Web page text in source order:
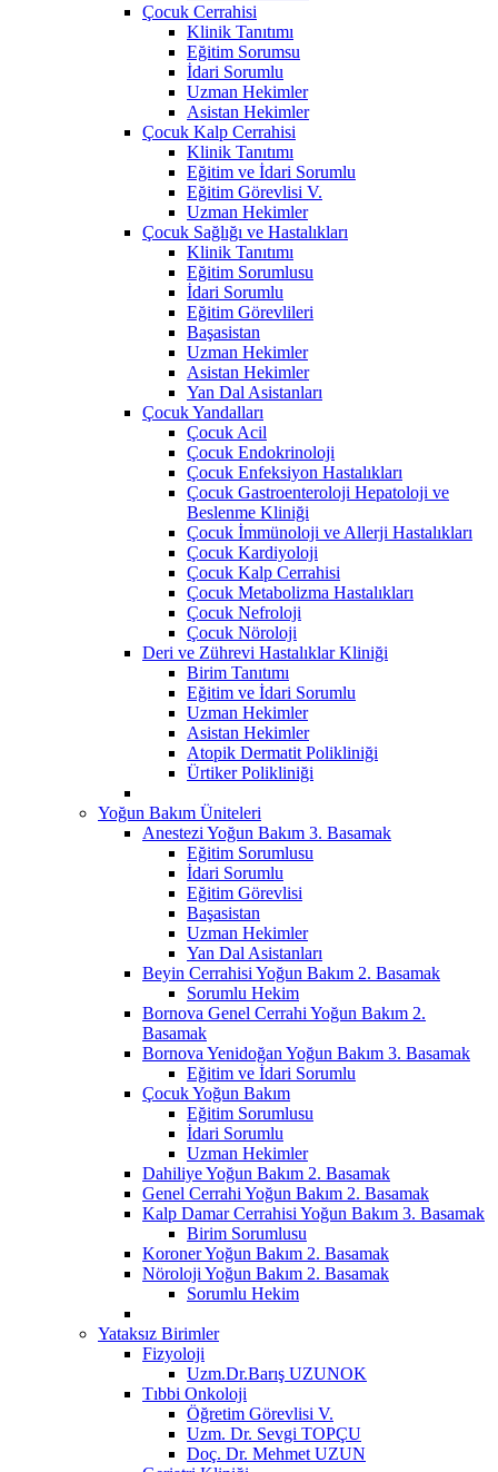
Çocuk Cerrahisi
Klinik Tanıtımı
Eğitim Sorumsu
İdari Sorumlu
Uzman Hekimler
Asistan Hekimler
Çocuk Kalp Cerrahisi
Klinik Tanıtımı
Eğitim ve İdari Sorumlu
Eğitim Görevlisi V.
Uzman Hekimler
Çocuk Sağlığı ve Hastalıkları
Klinik Tanıtımı
Eğitim Sorumlusu
İdari Sorumlu
Eğitim Görevlileri
Başasistan
Uzman Hekimler
Asistan Hekimler
Yan Dal Asistanları
Çocuk Yandalları
Çocuk Acil
Çocuk Endokrinoloji
Çocuk Enfeksiyon Hastalıkları
Çocuk Gastroenteroloji Hepatoloji ve
Beslenme Kliniği
Çocuk İmmünoloji ve Allerji Hastalıkları
Çocuk Kardiyoloji
Çocuk Kalp Cerrahisi
Çocuk Metabolizma Hastalıkları
Çocuk Nefroloji
Çocuk Nöroloji
Deri ve Zührevi Hastalıklar Kliniği
Birim Tanıtımı
Eğitim ve İdari Sorumlu
Uzman Hekimler
Asistan Hekimler
Atopik Dermatit Polikliniği
Ürtiker Polikliniği
Yoğun Bakım Üniteleri
Anestezi Yoğun Bakım 3. Basamak
Eğitim Sorumlusu
İdari Sorumlu
Eğitim Görevlisi
Başasistan
Uzman Hekimler
Yan Dal Asistanları
Beyin Cerrahisi Yoğun Bakım 2. Basamak
Sorumlu Hekim
Bornova Genel Cerrahi Yoğun Bakım 2.
Basamak
Bornova Yenidoğan Yoğun Bakım 3. Basamak
Eğitim ve İdari Sorumlu
Çocuk Yoğun Bakım
Eğitim Sorumlusu
İdari Sorumlu
Uzman Hekimler
Dahiliye Yoğun Bakım 2. Basamak
Genel Cerrahi Yoğun Bakım 2. Basamak
Kalp Damar Cerrahisi Yoğun Bakım 3. Basamak
Birim Sorumlusu
Koroner Yoğun Bakım 2. Basamak
Nöroloji Yoğun Bakım 2. Basamak
Sorumlu Hekim
Yataksız Birimler
Fizyoloji
Uzm.Dr.Barış UZUNOK
Tıbbi Onkoloji
Öğretim Görevlisi V.
Uzm. Dr. Sevgi TOPÇU
Doç. Dr. Mehmet UZUN